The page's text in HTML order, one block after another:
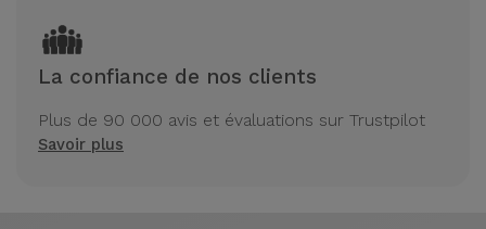
La confiance de nos clients
Plus de 90 000 avis et évaluations sur Trustpilot
Savoir plus